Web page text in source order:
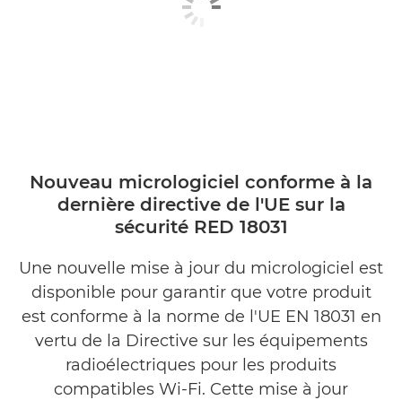
Nouveau micrologiciel conforme à la
dernière directive de l'UE sur la
sécurité RED 18031
Une nouvelle mise à jour du micrologiciel est
disponible pour garantir que votre produit
est conforme à la norme de l'UE EN 18031 en
vertu de la Directive sur les équipements
radioélectriques pour les produits
compatibles Wi-Fi. Cette mise à jour